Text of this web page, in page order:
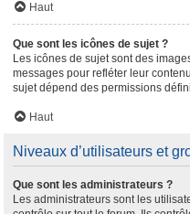
Haut
Que sont les icônes de sujet ?
Les icônes de sujet sont des
messages pour refléter leur
sujet dépend des permissions
Haut
Niveaux d’utilisateurs et
Que sont les administrateurs ?
Les administrateurs sont les